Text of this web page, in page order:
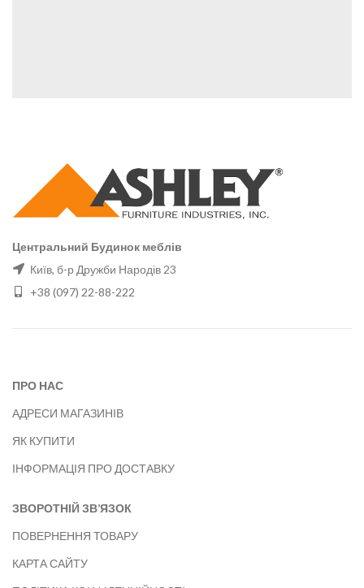
Центральний Будинок меблів
Київ, б-р Дружби Народів 23
+38 (097) 22-88-222
ПРО НАС
АДРЕСИ МАГАЗИНІВ
ЯК КУПИТИ
ІНФОРМАЦІЯ ПРО ДОСТАВКУ
ЗВОРОТНІЙ ЗВ’ЯЗОК
ПОВЕРНЕННЯ ТОВАРУ
КАРТА САЙТУ